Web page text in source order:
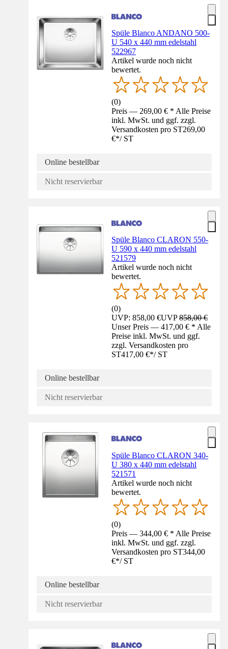
Spüle Blanco ANDANO 500-
U 540 x 440 mm edelstahl
522967
Artikel wurde noch nicht
bewertet.
(0)
Preis — 269,00 € * Alle Preise
inkl. MwSt. und ggf. zzgl.
Versandkosten pro ST269,00
€*/ ST
Online bestellbar
Nicht reservierbar
Spüle Blanco CLARON 550-
U 590 x 440 mm edelstahl
521579
Artikel wurde noch nicht
bewertet.
(0)
UVP: 858,00 €UVP858,00 €
Unser Preis — 417,00 € * Alle
Preise inkl. MwSt. und ggf.
zzgl. Versandkosten pro
ST417,00 €*/ ST
Online bestellbar
Nicht reservierbar
Spüle Blanco CLARON 340-
U 380 x 440 mm edelstahl
521571
Artikel wurde noch nicht
bewertet.
(0)
Preis — 344,00 € * Alle Preise
inkl. MwSt. und ggf. zzgl.
Versandkosten pro ST344,00
€*/ ST
Online bestellbar
Nicht reservierbar